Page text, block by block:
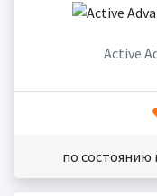
Active
по состоянию